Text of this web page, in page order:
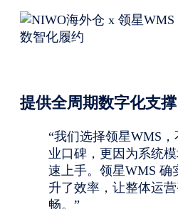
提供全周期数字化支撑
“我们选择领星WMS
业口碑，更因为系统
速上手。领星WMS 确
升了效率，让整体运
畅。”